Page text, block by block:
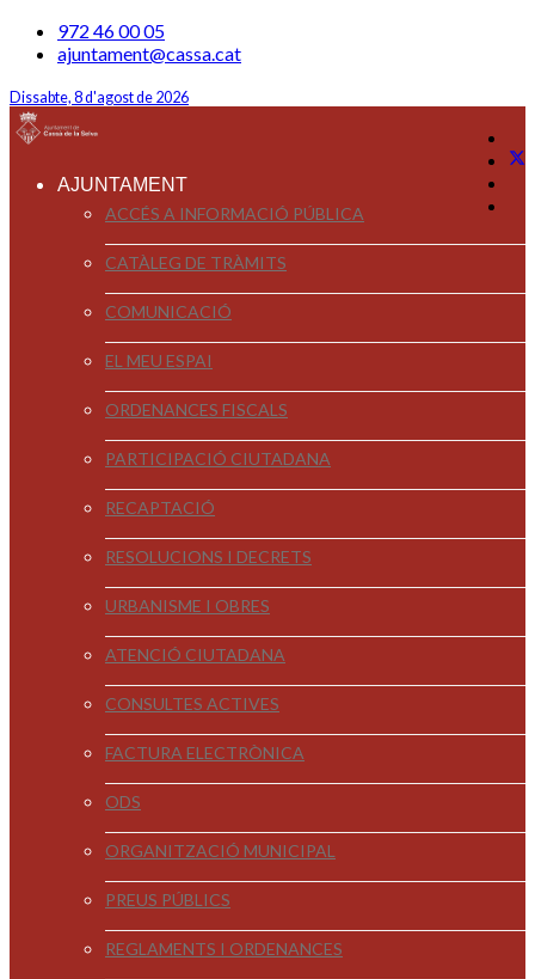
972 46 00 05
ajuntament@cassa.cat
Dissabte, 8 d'agost de 2026
AJUNTAMENT
ACCÉS A INFORMACIÓ PÚBLICA
CATÀLEG DE TRÀMITS
COMUNICACIÓ
EL MEU ESPAI
ORDENANCES FISCALS
PARTICIPACIÓ CIUTADANA
RECAPTACIÓ
RESOLUCIONS I DECRETS
URBANISME I OBRES
ATENCIÓ CIUTADANA
CONSULTES ACTIVES
FACTURA ELECTRÒNICA
ODS
ORGANITZACIÓ MUNICIPAL
PREUS PÚBLICS
REGLAMENTS I ORDENANCES